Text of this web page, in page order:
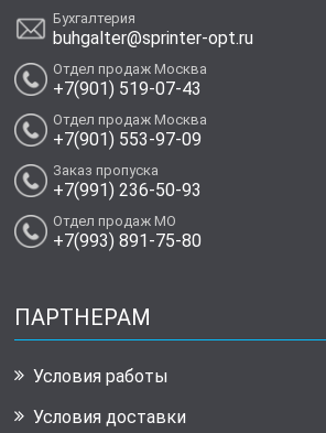
Бухгалтерия
buhgalter@sprinter-opt.ru
Отдел продаж Москва
+7(901) 519-07-43
Отдел продаж Москва
+7(901) 553-97-09
Заказ пропуска
+7(991) 236-50-93
Отдел продаж МО
+7(993) 891-75-80
ПАРТНЕРАМ
Условия работы
Условия доставки